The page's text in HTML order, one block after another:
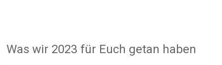
Was wir 2023 für Euch getan haben